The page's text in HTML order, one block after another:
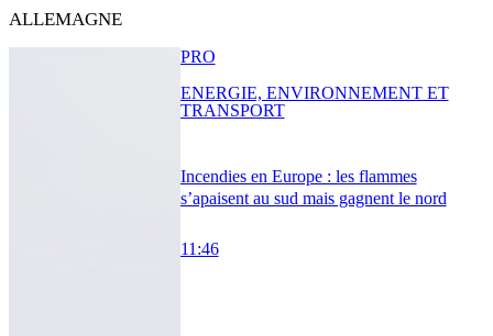
ALLEMAGNE
Incendies en Europe : les flammes
s’apaisent au sud mais gagnent le nord
11:46
PRO
ENERGIE, ENVIRONNEMENT ET
TRANSPORT